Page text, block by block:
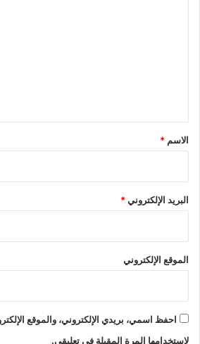
*
الاسم *
البريد الإلكتروني*
الموقع الإلكتروني
احفظ اسمي، بريدي الإلكتروني، والموقع
لاستخدامها المرة المقبلة في تعليقي.